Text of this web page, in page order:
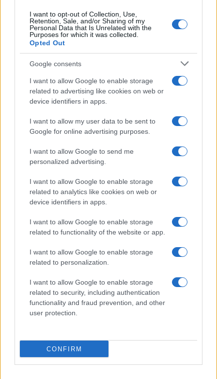
I want to opt-out of Collection, Use,
Retention, Sale, and/or Sharing of my
Personal Data that Is Unrelated with the
Purposes for which it was collected.
Opted Out
Google consents
I want to allow Google to enable storage
related to advertising like cookies on web or
device identifiers in apps.
I want to allow my user data to be sent to
Google for online advertising purposes.
I want to allow Google to send me
personalized advertising.
I want to allow Google to enable storage
related to analytics like cookies on web or
device identifiers in apps.
I want to allow Google to enable storage
related to functionality of the website or app.
I want to allow Google to enable storage
related to personalization.
I want to allow Google to enable storage
related to security, including authentication
functionality and fraud prevention, and other
user protection.
CONFIRM
i tuoi video e le tue foto
Su WhatsApp al numero +39
345 356 7512
Ricevi le nostre ultime news
daGoogle News
Condividi l'articolo
F
a
ce
b
o
o
k
T
w
it
te
r
Pi
n
te
re
st
W
h
at
s
A
p
p
S
h
re
Prossimo articolo
NOTIZIE RECENTI
Sangue, musica e solidarietà con Avis Olbia al
Delta Center